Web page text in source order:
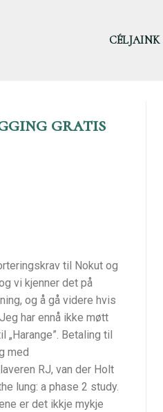
CÉLJAINK
gratis
til Nokut og
vi kjenner det på
og å gå videre hvis
har ennå ikke møtt
„Harange”. Betaling til
med
RJ, van der Holt
lung: a phase 2 study.
er det ikkje mykje